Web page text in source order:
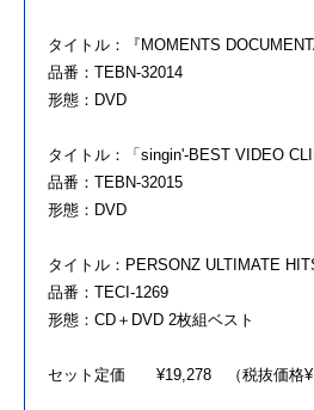
タイトル：『MOMENTS
品番：TEBN-32014
形態：DVD
タイトル：「singin'-BEST VIDEO
品番：TEBN-32015
形態：DVD
タイトル：PERSONZ ULTIMATE
品番：TECI-1269
形態：CD＋DVD 2枚組ベスト
セット定価 ¥19,278 （税抜価格